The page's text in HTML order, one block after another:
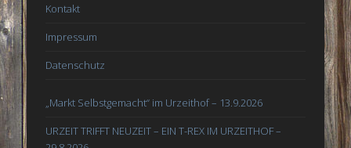
Kontakt
Impressum
Datenschutz
„Markt Selbstgemacht“ im Urzeithof – 13.9.2026
URZEIT TRIFFT NEUZEIT – EIN T-REX IM URZEITHOF –